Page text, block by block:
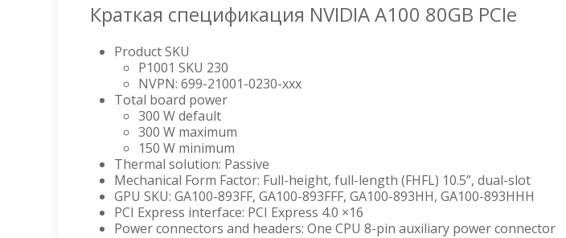
Краткая спецификация NVIDIA A100 80GB PCIe
Product SKU
P1001 SKU 230
NVPN: 699-21001-0230-xxx
Total board power
300 W default
300 W maximum
150 W minimum
Thermal solution: Passive
Mechanical Form Factor: Full-height, full-length (FHFL) 10.5”, dual-slot
GPU SKU: GA100-893FF, GA100-893FFF, GA100-893HH, GA100-893HHH
PCI Express interface: PCI Express 4.0 ×16
Power connectors and headers: One CPU 8-pin auxiliary power connector